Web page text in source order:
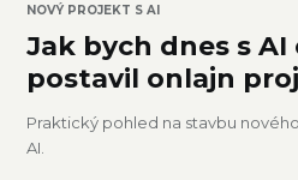
NOVÝ PROJEKT S AI
Jak bych dnes s
postavil onlajn
Praktický pohled na stavbu
AI.